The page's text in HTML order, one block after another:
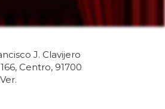
J. Clavijero
Centro, 91700